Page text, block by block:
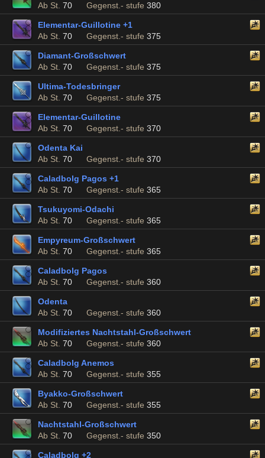
Ab St. 70 Gegenst.- stufe 380
Elementar-Guillotine +1
Ab St. 70 Gegenst.- stufe 375
Diamant-Großschwert
Ab St. 70 Gegenst.- stufe 375
Ultima-Todesbringer
Ab St. 70 Gegenst.- stufe 375
Elementar-Guillotine
Ab St. 70 Gegenst.- stufe 370
Odenta Kai
Ab St. 70 Gegenst.- stufe 370
Caladbolg Pagos +1
Ab St. 70 Gegenst.- stufe 365
Tsukuyomi-Odachi
Ab St. 70 Gegenst.- stufe 365
Empyreum-Großschwert
Ab St. 70 Gegenst.- stufe 365
Caladbolg Pagos
Ab St. 70 Gegenst.- stufe 360
Odenta
Ab St. 70 Gegenst.- stufe 360
Modifiziertes Nachtstahl-Großschwert
Ab St. 70 Gegenst.- stufe 360
Caladbolg Anemos
Ab St. 70 Gegenst.- stufe 355
Byakko-Großschwert
Ab St. 70 Gegenst.- stufe 355
Nachtstahl-Großschwert
Ab St. 70 Gegenst.- stufe 350
Caladbolg +2